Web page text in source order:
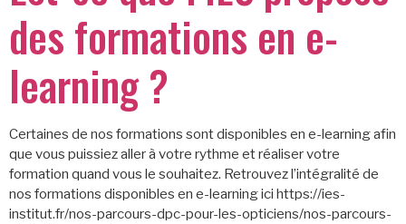
des formations en e-
learning ?
Certaines de nos formations sont disponibles en e-learning afin
que vous puissiez aller à votre rythme et réaliser votre
formation quand vous le souhaitez. Retrouvez l’intégralité de
nos formations disponibles en e-learning ici https://ies-
institut.fr/nos-parcours-dpc-pour-les-opticiens/nos-parcours-